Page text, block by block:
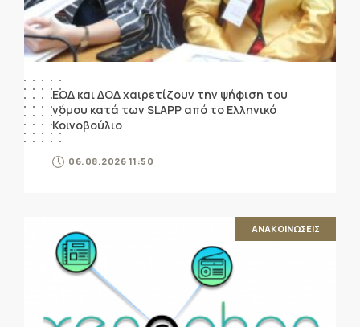
ΕΟΔ και ΔΟΔ χαιρετίζουν την ψήφιση του
νόμου κατά των SLAPP από το Ελληνικό
Κοινοβούλιο
06.08.2026 11:50
ΑΝΑΚΟΙΝΩΣΕΙΣ